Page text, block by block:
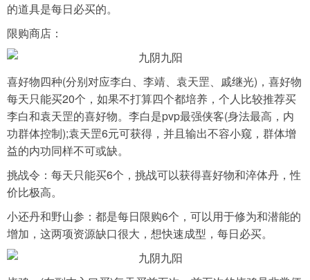
的道具是每日必买的。
限购商店：
喜好物四种(分别对应李白、李靖、袁天罡、戚继光)，喜好物
每天只能买20个，如果不打算四个都培养，个人比较推荐买
李白和袁天罡的喜好物。李白是pvp最强侠客(身法最高，内
功群体控制);袁天罡6元可获得，并且输出不容小窥，群体增
益的内功同样不可或缺。
挑战令：每天只能买6个，挑战可以获得喜好物和淬体丹，性
价比极高。
小还丹和野山参：都是每日限购6个，可以用于修为和潜能的
增加，这两项资源缺口很大，想快速成型，每日必买。